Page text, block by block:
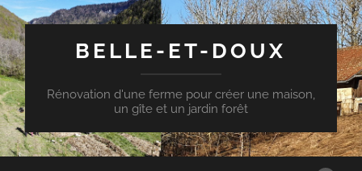
BELLE-ET-DOUX
Rénovation d'une ferme pour créer une maison,
un gîte et un jardin forêt